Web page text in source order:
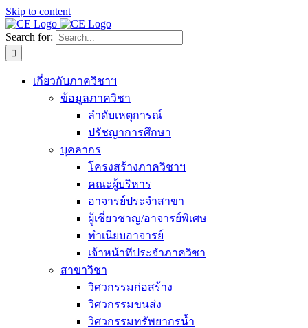
Skip to content
Search for:
เกี่ยวกับภาควิชาฯ
ข้อมูลภาควิชา
ลำดับเหตุการณ์
ปรัชญาการศึกษา
บุคลากร
โครงสร้างภาควิชาฯ
คณะผู้บริหาร
อาจารย์ประจำสาขา
ผู้เชี่ยวชาญ/อาจารย์พิเศษ
ทำเนียบอาจารย์
เจ้าหน้าทีประจำภาควิชา
สาขาวิชา
วิศวกรรมก่อสร้าง
วิศวกรรมขนส่ง
วิศวกรรมทรัพยากรน้ำ